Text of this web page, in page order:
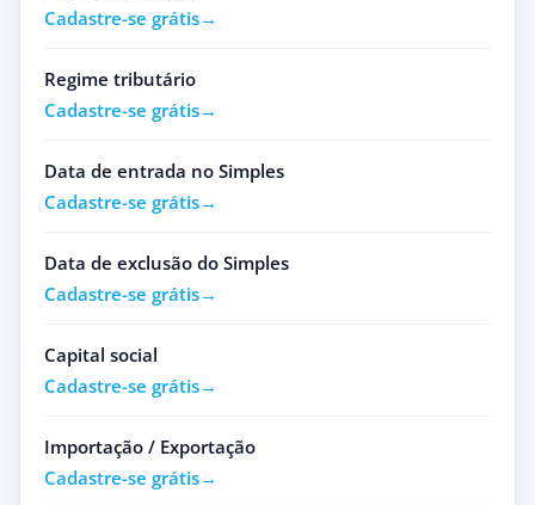
Cadastre-se grátis
Regime tributário
Cadastre-se grátis
Data de entrada no Simples
Cadastre-se grátis
Data de exclusão do Simples
Cadastre-se grátis
Capital social
Cadastre-se grátis
Importação / Exportação
Cadastre-se grátis